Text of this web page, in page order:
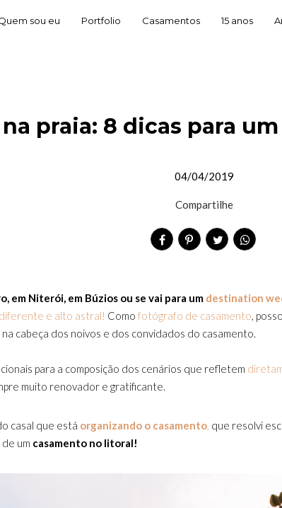
sou eu Portfolio Casamentos 15 anos
praia: 8 dicas para
04/04/2019
Compartilhe
em Niterói, em Búzios ou se vai para um destination
e alto astral! Como fotógrafo de casamento,
cabeça dos noivos e dos convidados do casamento.
para a composição dos cenários que refletem
muito renovador e gratificante.
casal que está organizando o casamento, que resolvi
um casamento no litoral!